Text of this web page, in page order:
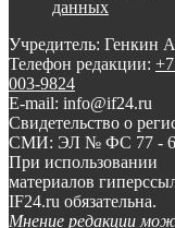
данных
Учредитель: Генкин
Телефон редакции:
003-9824
E-mail: info@if24.ru
Свидетельство о
СМИ: ЭЛ № ФС 77 -
При использовании
материалов
IF24.ru обязательна.
Мнение редакции